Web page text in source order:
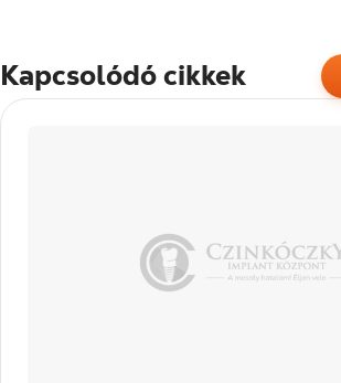
Kapcsolódó cikkek